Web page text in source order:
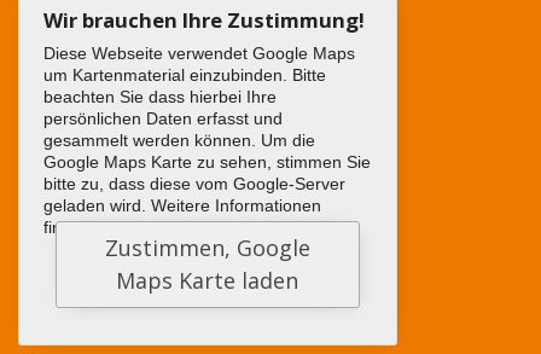
Wir brauchen Ihre Zustimmung!
Diese Webseite verwendet Google Maps
um Kartenmaterial einzubinden. Bitte
beachten Sie dass hierbei Ihre
persönlichen Daten erfasst und
gesammelt werden können. Um die
Google Maps Karte zu sehen, stimmen Sie
bitte zu, dass diese vom Google-Server
geladen wird. Weitere Informationen
finden sieHIER